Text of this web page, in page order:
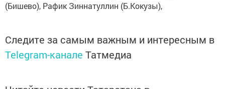
(Бишево), Рафик Зиннатуллин (Б.Кокузы),
Следите за самым важным и интересным в
Telegram-канале Татмедиа